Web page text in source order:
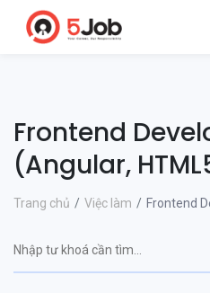
Frontend
(Angular,
Trang chủ Việc làm Frontend